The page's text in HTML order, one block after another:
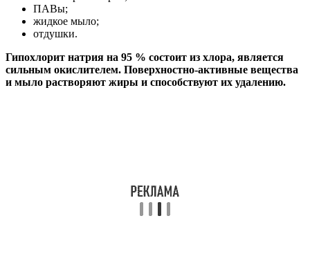
ПАВы;
жидкое мыло;
отдушки.
Гипохлорит натрия на 95 % состоит из хлора, является
сильным окислителем. Поверхностно-активные вещества
и мыло растворяют жиры и способствуют их удалению.